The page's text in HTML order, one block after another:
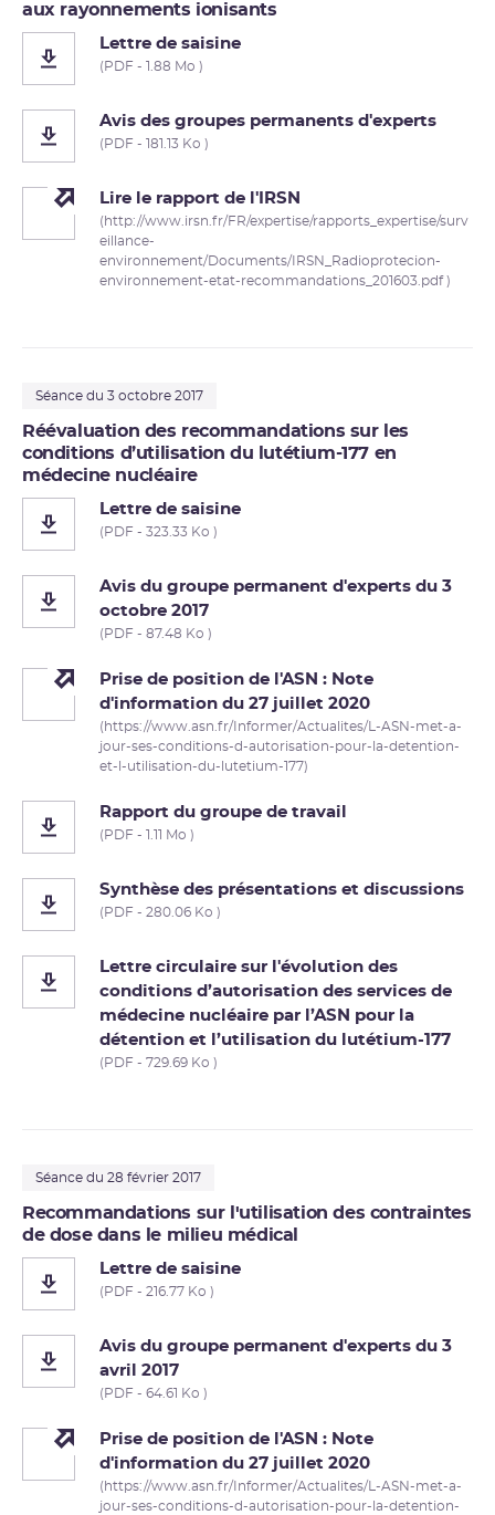
aux rayonnements ionisants
Lettre de saisine
(PDF - 1.88 Mo )
Avis des groupes permanents d'experts
(PDF - 181.13 Ko )
Lire le rapport de l'IRSN
(http://www.irsn.fr/FR/expertise/rapports_expertise/surv
eillance-
environnement/Documents/IRSN_Radioprotecion-
environnement-etat-recommandations_201603.pdf )
Séance du 3 octobre 2017
Réévaluation des recommandations sur les
conditions d’utilisation du lutétium-177 en
médecine nucléaire
Lettre de saisine
(PDF - 323.33 Ko )
Avis du groupe permanent d'experts du 3
octobre 2017
(PDF - 87.48 Ko )
Prise de position de l'ASN : Note
d'information du 27 juillet 2020
(https://www.asn.fr/Informer/Actualites/L-ASN-met-a-
jour-ses-conditions-d-autorisation-pour-la-detention-
et-l-utilisation-du-lutetium-177)
Rapport du groupe de travail
(PDF - 1.11 Mo )
Synthèse des présentations et discussions
(PDF - 280.06 Ko )
Lettre circulaire sur l'évolution des
conditions d’autorisation des services de
médecine nucléaire par l’ASN pour la
détention et l’utilisation du lutétium-177
(PDF - 729.69 Ko )
Séance du 28 février 2017
Recommandations sur l'utilisation des contraintes
de dose dans le milieu médical
Lettre de saisine
(PDF - 216.77 Ko )
Avis du groupe permanent d'experts du 3
avril 2017
(PDF - 64.61 Ko )
Prise de position de l'ASN : Note
d'information du 27 juillet 2020
(https://www.asn.fr/Informer/Actualites/L-ASN-met-a-
jour-ses-conditions-d-autorisation-pour-la-detention-